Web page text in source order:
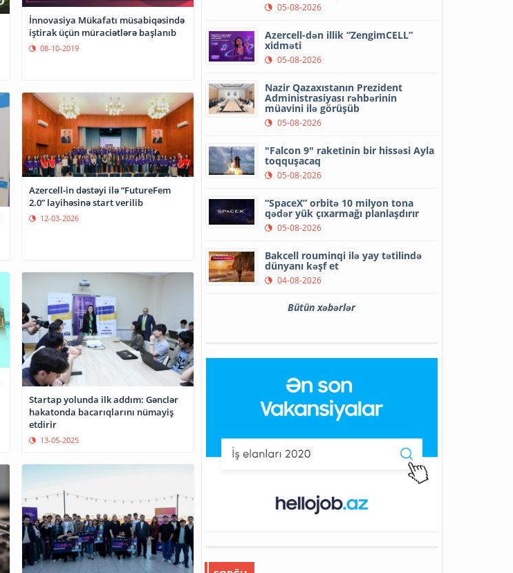
İnnovasiya Mükafatı müsabiqəsində
iştirak üçün müraciətlərə başlanıb
08-10-2019
Azercell-in dəstəyi ilə “FutureFem
2.0” layihəsinə start verilib
12-03-2026
Startap yolunda ilk addım: Gənclər
hakatonda bacarıqlarını nümayiş
etdirir
13-05-2025
05-08-2026
Azercell-dən illik “ZengimCELL”
xidməti
05-08-2026
Nazir Qazaxıstanın Prezident
Administrasiyası rəhbərinin
müavini ilə görüşüb
05-08-2026
"Falcon 9" raketinin bir hissəsi Ayla
toqquşacaq
05-08-2026
“SpaceX” orbitə 10 milyon tona
qədər yük çıxarmağı planlaşdırır
05-08-2026
Bakcell rouminqi ilə yay tətilində
dünyanı kəşf et
04-08-2026
Bütün xəbərlər